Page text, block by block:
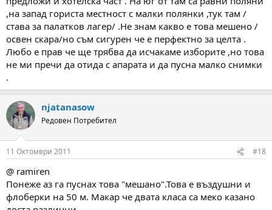
,на запад гориста местност с малки полянки ,тук там /
става за палатков лагер/ .Не знам какво е това мешено /
освен скара/но съм сигурен че е перфектно за целта .
Любо е прав че ще трябва да исчакаме изборите ,но това
не ми пречи да отида с апарата и да пусна малко снимки
.
njatanasow
Редовен Потребител
11 Октомври 2011 #18
@ ramiren
Понеже аз га пуснах това "мешано".Това е въздушни и
флоберки на 50 м. Макар че двата класа са меко казано